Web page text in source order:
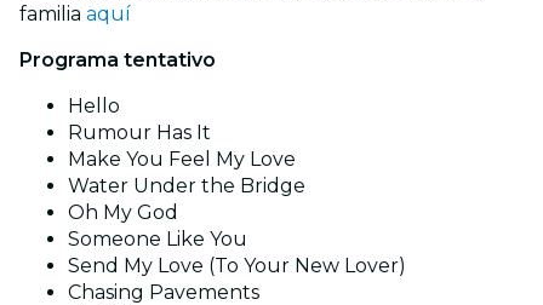
familia aquí
Programa tentativo
Hello
Rumour Has It
Make You Feel My Love
Water Under the Bridge
Oh My God
Someone Like You
Send My Love (To Your New Lover)
Chasing Pavements